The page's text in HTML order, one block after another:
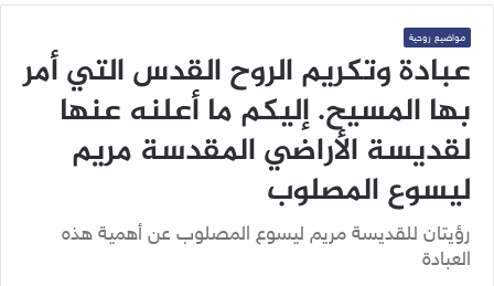
مواضيع روحية
عبادة وتكريم الروح القدس التي أمر
بها المسيح. إليكم ما أعلنه عنها
لقديسة الأراضي المقدسة مريم
ليسوع المصلوب
رؤيتان للقديسة مريم ليسوع المصلوب عن أهمية هذه
العبادة